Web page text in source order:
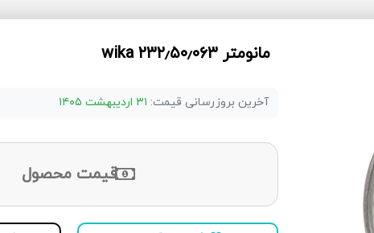
مانومتر ۲۳۲٫۵۰٫۰۶۳ wika
آخرین بروزرسانی قیمت: ۳۱ اردیبهشت ۱۴۰۵
قیمت محصول